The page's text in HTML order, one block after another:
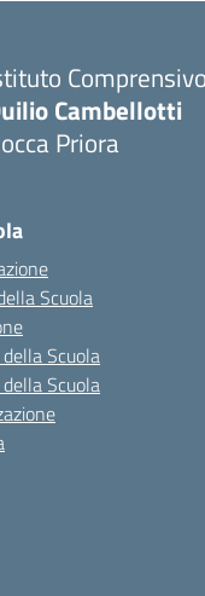
Comprensivo
Cambellotti
Priora
Scuola
Scuola
Scuola